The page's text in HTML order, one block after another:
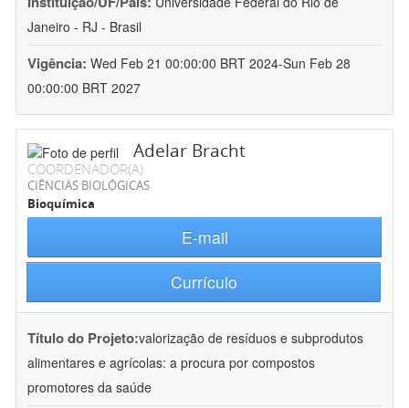
Janeiro - RJ - Brasil
Vigência: Wed Feb 21 00:00:00 BRT 2024-Sun Feb 28
00:00:00 BRT 2027
Adelar Bracht
COORDENADOR(A)
CIÊNCIAS BIOLÓGICAS
Bioquímica
E-mail
Currículo
Título do Projeto:valorização de resíduos e subprodutos
alimentares e agrícolas: a procura por compostos
promotores da saúde